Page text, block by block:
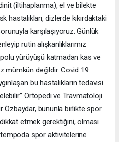
(iltihaplanma), el ve bilekte
hastalıkları, dizlerde kıkırdaktaki
karşılaşıyoruz. Günlük
rutin alışkanlıklarımız
yürüyüşü katmadan kas ve
mümkün değildir. Covid 19
bu hastalıkların tedavisi
Ortopedi ve Travmatoloji
Özbaydar, bununla birlikte spor
etmek gerektiğini, olması
tempoda spor aktivitelerine